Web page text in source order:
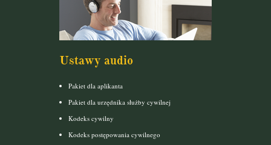
Ustawy audio
Pakiet dla aplikanta
Pakiet dla urzędnika służby cywilnej
Kodeks cywilny
Kodeks postępowania cywilnego